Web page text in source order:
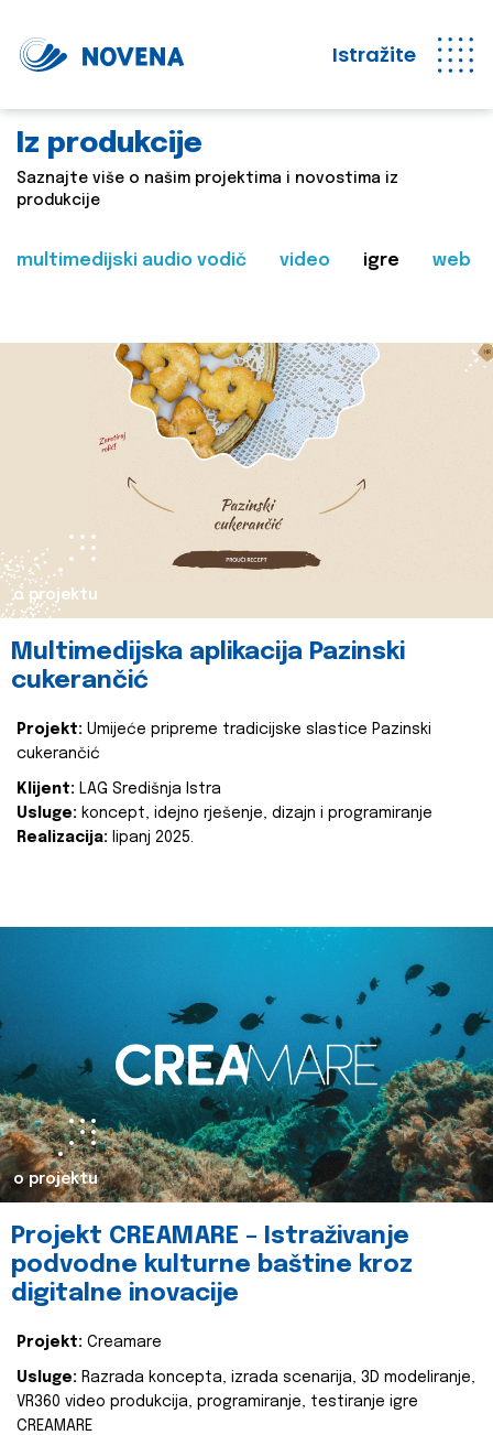
Istražite
Iz produkcije
Saznajte više o našim projektima i novostima iz
produkcije
multimedijski audio vodič video igre web
o projektu
Multimedijska aplikacija Pazinski
cukerančić
Projekt: Umijeće pripreme tradicijske slastice Pazinski
cukerančić
Klijent: LAG Središnja Istra
Usluge: koncept, idejno rješenje, dizajn i programiranje
Realizacija: lipanj 2025.
o projektu
Projekt CREAMARE – Istraživanje
podvodne kulturne baštine kroz
digitalne inovacije
Projekt: Creamare
Usluge: Razrada koncepta, izrada scenarija, 3D modeliranje,
VR360 video produkcija, programiranje, testiranje igre
CREAMARE